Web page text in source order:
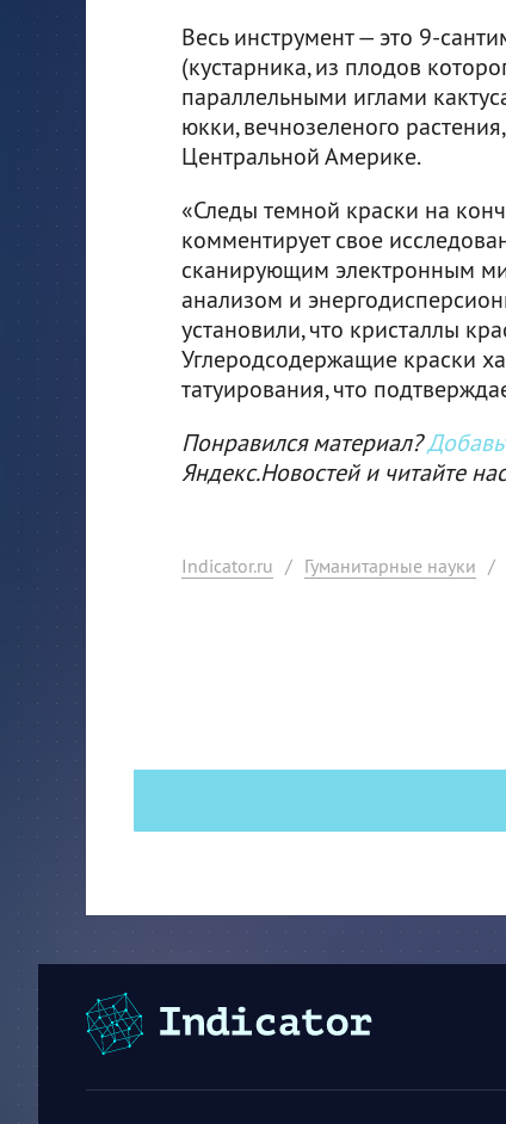
Весь инструмент — это 9-
(кустарника, из плодов
параллельными иглами
юкки, вечнозеленого
Центральной Америке.
«Следы темной краски на
комментирует свое
сканирующим электронным
анализом и
установили, что кристаллы
Углеродсодержащие краски
татуирования, что
Понравился материал?
Яндекс.Новостей и читайте
Indicator.ru / Гуманитарные науки /